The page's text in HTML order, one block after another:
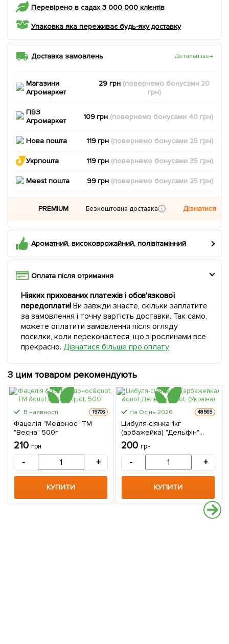
Перевірено в садах 3 000 000 клієнтів
Упаковка яка переживає будь-яку доставку
Доставка замовлень Детальніше→
Магазини
Агромаркет
29 грн (повернемобонусами 20
грн)
ПВЗ
Агромаркет
109 грн (повернемо бонусами 40 грн)
Нова пошта 119 грн (повернемо бонусами 25 грн)
Укрпошта 119 грн (повернемо бонусами35 грн)
Meest пошта 99 грн (повернемо бонусами 25 грн)
PREMIUM Безкоштовна доставка Дізнатися
Ароматний, високоврожайний, полівітамінний
Оплата після отримання
Ніяких прихованих платежів і обов'язкової
передоплати!Ви завжди знаєте, скільки заплатите
за замовлення і точну вартість доставки. Так само,
можете оплатити замовлення після огляду
посилки, коли переконаєтеся, що з рослинами все
прекрасно. Дізнатися більше про оплату
З цим товаром рекомендують
В наявності. 15706
Фацелія "Медонос" ТМ
"Весна" 500г
210 грн
- +
КУПИТИ
На Осінь-2026 48565
Цибуля-сіянка 1кг
(арбажейка) "Дельфін"
(Україна)
200 грн
- +
КУПИТИ